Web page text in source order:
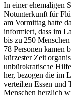
In einer ehemaligen
Notunterkunft für
am Vormittag hatte
informiert, dass im
bis zu 250
78 Personen kamen
kürzester Zeit
unbürokratische
her, bezogen die im
verteilten Essen und
Menschen herzlich